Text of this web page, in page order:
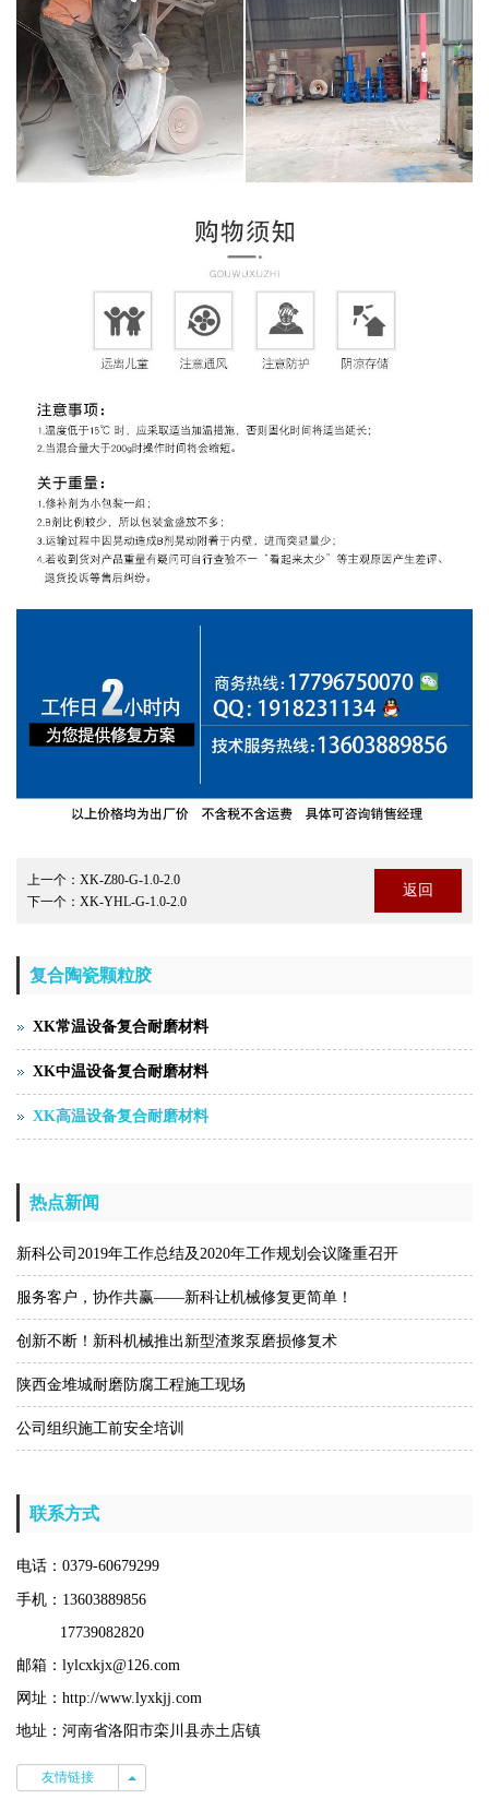
上一个： XK-Z80-G-1.0-2.0
下一个： XK-YHL-G-1.0-2.0
返回
复合陶瓷颗粒胶
XK常温设备复合耐磨材料
XK中温设备复合耐磨材料
XK高温设备复合耐磨材料
热点新闻
新科公司2019年工作总结及2020年工作规划会议隆重召开
服务客户，协作共赢——新科让机械修复更简单！
创新不断！新科机械推出新型渣浆泵磨损修复术
陕西金堆城耐磨防腐工程施工现场
公司组织施工前安全培训
联系方式
电话：0379-60679299
手机：13603889856
17739082820
邮箱：lylcxkjx@126.com
网址：http://www.lyxkjj.com
地址：河南省洛阳市栾川县赤土店镇
友情链接 友情链接